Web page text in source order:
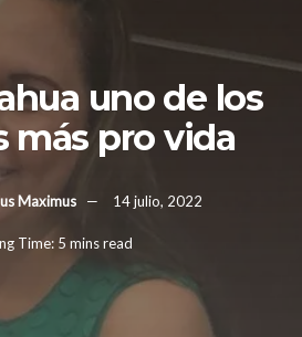
uno de los
más pro vida
Maximus 14 julio, 2022
Time: 5 mins read